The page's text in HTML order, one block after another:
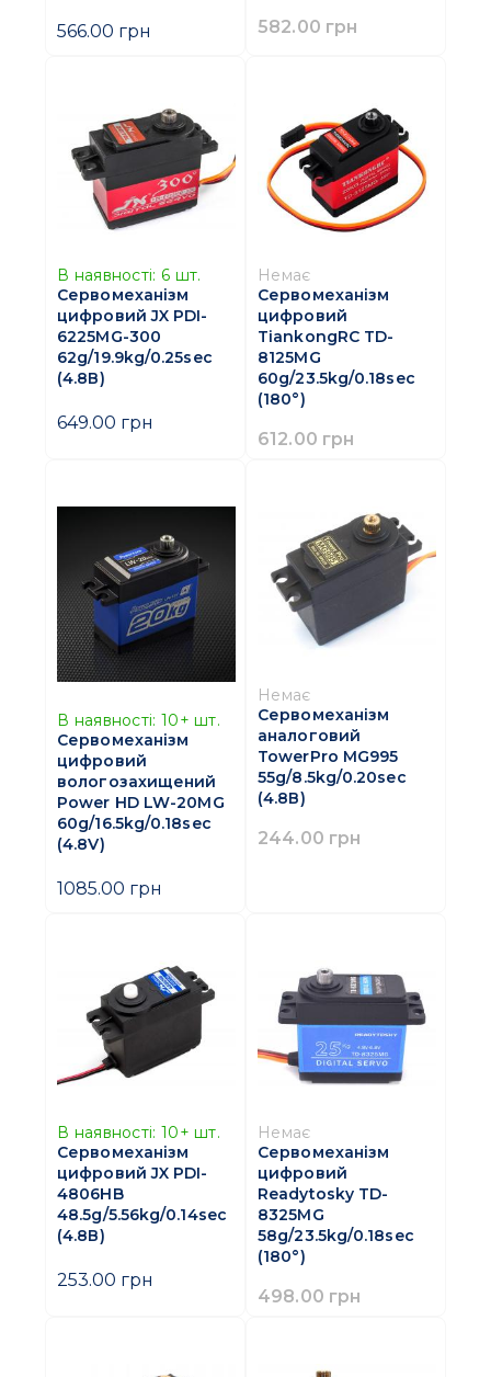
566.00 грн 582.00 грн
В наявності: 6 шт.
Сервомеханізм
цифровий JX PDI-
6225MG-300
62g/19.9kg/0.25sec
(4.8В)
649.00 грн
Немає
Сервомеханізм
цифровий
TiankongRC TD-
8125MG
60g/23.5kg/0.18sec
(180°)
612.00 грн
В наявності: 10+ шт.
Сервомеханізм
цифровий
вологозахищений
Power HD LW-20MG
60g/16.5kg/0.18sec
(4.8V)
1085.00 грн
Немає
Сервомеханізм
аналоговий
TowerPro MG995
55g/8.5kg/0.20sec
(4.8В)
244.00 грн
В наявності: 10+ шт.
Сервомеханізм
цифровий JX PDI-
4806HB
48.5g/5.56kg/0.14sec
(4.8В)
253.00 грн
Немає
Сервомеханізм
цифровий
Readytosky TD-
8325MG
58g/23.5kg/0.18sec
(180°)
498.00 грн